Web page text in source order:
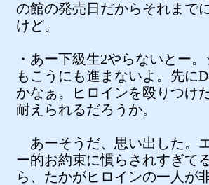
の館の発売日だからそれまで
けど。
・あー下級生2やらないとー
もこうにも進まないよ。先に
かなぁ。ヒロインを殴りつけ
耐えられるだろうか。
あーそうだ、思い出した。
ー的お約束に慣らされすぎて
ら、たかがヒロインの一人が